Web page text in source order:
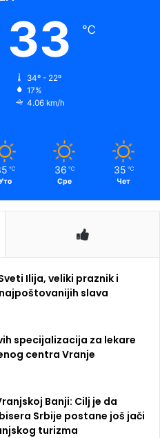
33 ℃
34º - 22º
17%
4.06 km/h
℃ 36 ℃
Сре
35 ℃
Чет
Ilija, veliki praznik i
slava
specijalizacija za lekare
centra Vranje
Banji: Cilj je da
Srbije postane još jači
turizma